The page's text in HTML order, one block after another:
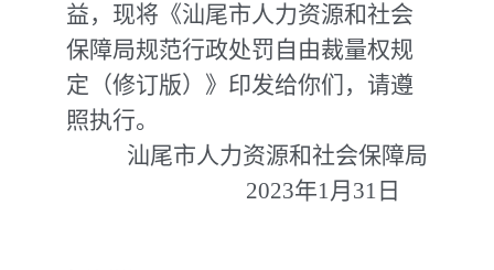
益，现将《汕尾市人力资源和社会
保障局规范行政处罚自由裁量权规
定（修订版）》印发给你们，请遵
照执行。
汕尾市人力资源和社会保障局
2023年1月31日